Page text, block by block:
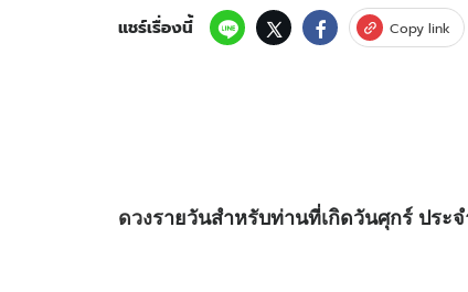
แชร์เรื่องนี้ Copy link
ดวงรายวันสำหรับท่านที่เกิดวันศุกร์ ประ